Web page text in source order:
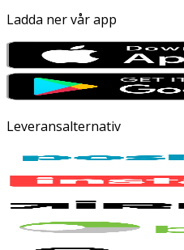
Ladda ner vår app
Leveransalternativ